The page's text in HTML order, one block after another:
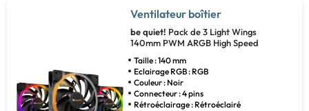
Ventilateur boîtier
be quiet! Pack de 3 Light Wings
140mm PWM ARGB High Speed
Taille : 140 mm
Eclairage RGB : RGB
Couleur : Noir
Connecteur : 4 pins
Rétroéclairage : Rétroéclairé